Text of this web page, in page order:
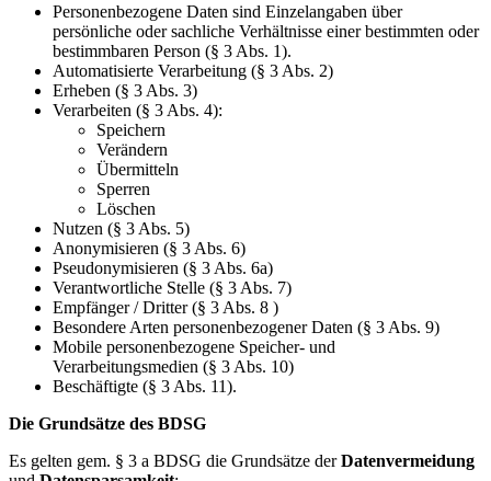
Personenbezogene Daten sind Einzelangaben über
persönliche oder sachliche Verhältnisse einer bestimmten oder
bestimmbaren Person (§ 3 Abs. 1).
Automatisierte Verarbeitung (§ 3 Abs. 2)
Erheben (§ 3 Abs. 3)
Verarbeiten (§ 3 Abs. 4):
Speichern
Verändern
Übermitteln
Sperren
Löschen
Nutzen (§ 3 Abs. 5)
Anonymisieren (§ 3 Abs. 6)
Pseudonymisieren (§ 3 Abs. 6a)
Verantwortliche Stelle (§ 3 Abs. 7)
Empfänger / Dritter (§ 3 Abs. 8 )
Besondere Arten personenbezogener Daten (§ 3 Abs. 9)
Mobile personenbezogene Speicher- und
Verarbeitungsmedien (§ 3 Abs. 10)
Beschäftigte (§ 3 Abs. 11).
Die Grundsätze des BDSG
Es gelten gem. § 3 a BDSG die Grundsätze derDatenvermeidung